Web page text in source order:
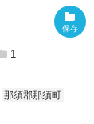
1
那須郡那須町